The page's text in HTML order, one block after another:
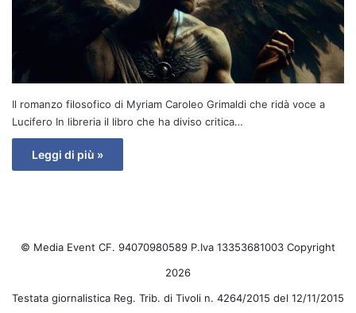
Il romanzo filosofico di Myriam Caroleo Grimaldi che ridà voce a
Lucifero In libreria il libro che ha diviso critica…
Leggi di più »
© Media Event CF. 94070980589 P.Iva 13353681003 Copyright
2026
Testata giornalistica Reg. Trib. di Tivoli n. 4264/2015 del 12/11/2015